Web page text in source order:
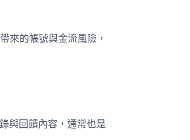
來的帳號與金流風險，
與回饋內容，通常也是